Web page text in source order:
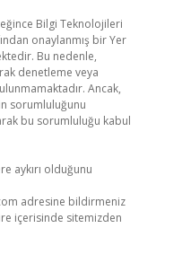
Bilgi Teknolojileri
onaylanmış bir Yer
Bu nedenle,
denetleme veya
Ancak,
sorumluluğunu
bu sorumluluğu kabul
aykırı olduğunu
adresine bildirmeniz
içerisinde sitemizden